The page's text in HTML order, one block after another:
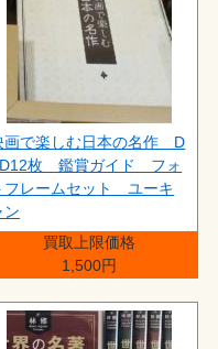
画で楽しむ日本の名作 D
枚 鑑賞ガイド フォ
フレームセット ユーキ
ン
買取上限価格
1,500円